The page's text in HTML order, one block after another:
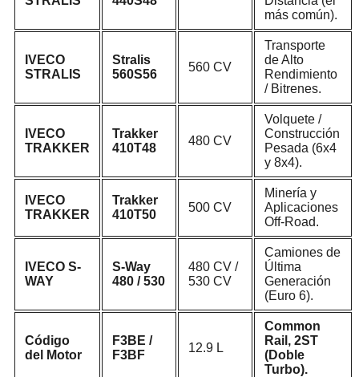
más común).
IVECO
STRALIS
Stralis
560S56
560 CV
Transporte
de Alto
Rendimiento
/ Bitrenes.
IVECO
TRAKKER
Trakker
410T48
480 CV
Volquete /
Construcción
Pesada (6x4
y 8x4).
IVECO
TRAKKER
Trakker
410T50
500 CV
Minería y
Aplicaciones
Off-Road.
IVECO S-
WAY
S-Way
480 / 530
480 CV /
530 CV
Camiones de
Última
Generación
(Euro 6).
Código
del Motor
F3BE /
F3BF
12.9 L
Common
Rail, 2ST
(Doble
Turbo).